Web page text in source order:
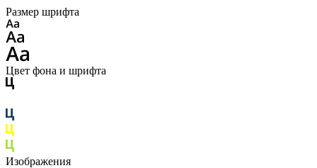
Размер шрифта
Цвет фона и шрифта
Изображения